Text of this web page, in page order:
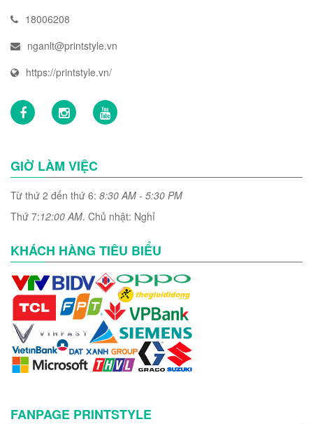
18006208
nganlt@printstyle.vn
https://printstyle.vn/
GIỜ LÀM VIỆC
Từ thứ 2 đến thứ 6: 8:30 AM - 5:30 PM
Thứ 7:12:00 AM. Chủ nhật: Nghỉ
KHÁCH HÀNG TIÊU BIỂU
FANPAGE PRINTSTYLE